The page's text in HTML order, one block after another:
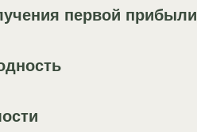
первой прибыли